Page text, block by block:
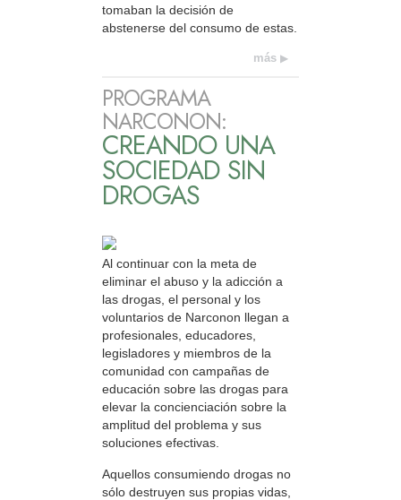
tomaban la decisión de
abstenerse del consumo de estas.
más
PROGRAMA
NARCONON:
CREANDO UNA
SOCIEDAD SIN
DROGAS
Al continuar con la meta de
eliminar el abuso y la adicción a
las drogas, el personal y los
voluntarios de Narconon llegan a
profesionales, educadores,
legisladores y miembros de la
comunidad con campañas de
educación sobre las drogas para
elevar la concienciación sobre la
amplitud del problema y sus
soluciones efectivas.
Aquellos consumiendo drogas no
sólo destruyen sus propias vidas,